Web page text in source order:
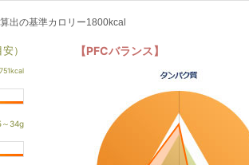
出の基準カロリー1800kcal
）
【PFCバランス】